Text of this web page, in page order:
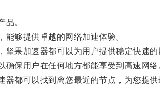
。
够提供卓越的网络加速体验。
果加速器都可以为用户提供稳定快速的
保用户在任何地方都能享受到高速网络
都可以找到离您最近的节点，为您提供